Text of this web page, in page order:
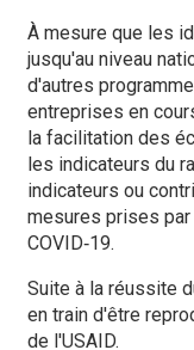
À mesure que les
jusqu'au niveau
d'autres
entreprises en
la facilitation des
les indicateurs du
indicateurs ou
mesures prises
COVID‑19.
Suite à la réussite
en train d'être
de l'USAID.